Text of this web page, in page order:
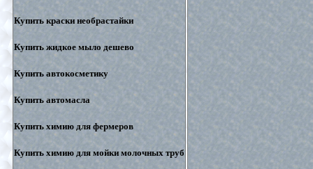
Купить краски необрастайки
Купить жидкое мыло дешево
Купить автокосметику
Купить автомасла
Купить химию для фермеров
Купить химию для мойки молочных труб